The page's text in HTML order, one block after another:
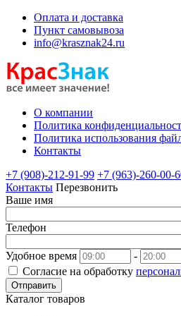
Оплата и доставка
Пункт самовывоза
info@krasznak24.ru
О компании
Политика
Политика использования
Контакты
+7 (908)-212-91-99 +7 (963)-260-00-
Контакты Перезвонить
Ваше имя
Телефон
Удобное время
-
Согласие на обработку
Отправить
Каталог товаров